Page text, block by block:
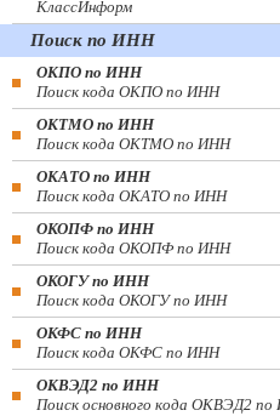
КлассИнформ
Поиск по ИНН
ОКПО по ИНН
Поиск кода ОКПО по ИНН
ОКТМО по ИНН
Поиск кода ОКТМО по ИНН
ОКАТО по ИНН
Поиск кода ОКАТО по ИНН
ОКОПФ по ИНН
Поиск кода ОКОПФ по ИНН
ОКОГУ по ИНН
Поиск кода ОКОГУ по ИНН
ОКФС по ИНН
Поиск кода ОКФС по ИНН
ОКВЭД2 по ИНН
Поиск основного кода ОКВЭД2